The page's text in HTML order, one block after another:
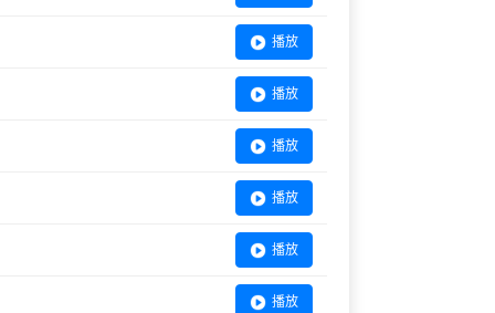
播放
播放
播放
播放
播放
播放